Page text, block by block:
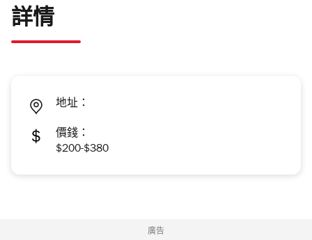
詳情
地址：
價錢：
$200-$380
廣告